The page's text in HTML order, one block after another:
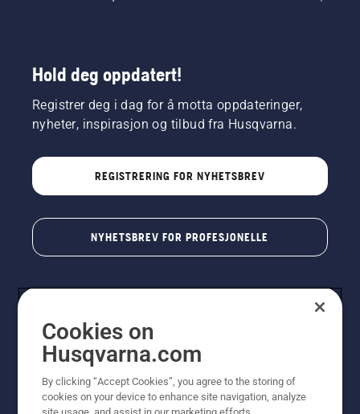
Hold deg oppdatert!
Registrer deg i dag for å motta oppdateringer,
nyheter, inspirasjon og tilbud fra Husqvarna.
REGISTRERING FOR NYHETSBREV
NYHETSBREV FOR PROFESJONELLE
© Husqvarna AB (utgiver). Med enerett. Angitte priser
Cookies on
Husqvarna.com
By clicking “Accept Cookies”, you agree to the storing of
cookies on your device to enhance site navigation, analyze